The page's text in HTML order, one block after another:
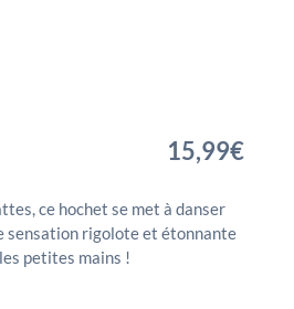
15,99€
ce hochet se met à danser
sensation rigolote et étonnante
petites mains !